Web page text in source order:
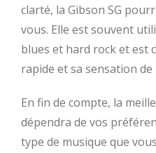
clarté, la Gibson SG
vous. Elle est souvent
blues et hard rock et est
rapide et sa sensation de
En fin de compte, la
dépendra de vos
type de musique que